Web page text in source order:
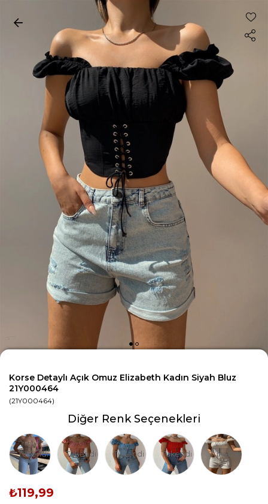
Korse Detaylı Açık Omuz Elizabeth Kadın Siyah Bluz
21Y000464
(21Y000464)
Diğer Renk Seçenekleri
Tükendi Tükendi Tükendi Tükendi Tükendi
₺119,99